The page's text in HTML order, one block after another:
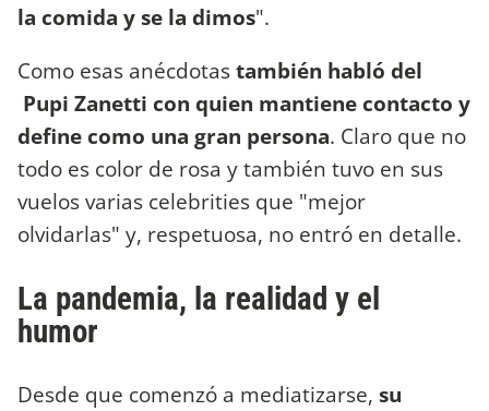
la comida y se la dimos".
Como esas anécdotastambién habló del
Pupi Zanetti con quien mantiene contacto y
define como una gran persona. Claro que no
todo es color de rosa y también tuvo en sus
vuelos varias celebrities que "mejor
olvidarlas" y, respetuosa, no entró en detalle.
La pandemia, la realidad y el
humor
Desde que comenzó a mediatizarse, su